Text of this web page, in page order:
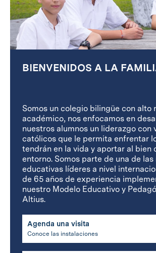
BIENVENIDOS A LA
Somos un colegio bilingüe con alto
académico, nos enfocamos en
nuestros alumnos un liderazgo con
católicos que le permita enfrentar
tendrán en la vida y aportar al bien
entorno. Somos parte de una de las
educativas líderes a nivel
de 65 años de experiencia
nuestro Modelo Educativo y
Altius.
Agenda una visita
Conoce las instalaciones